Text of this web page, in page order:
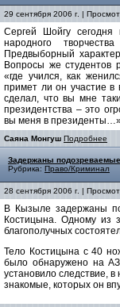
29 сентября 2006 г. |
Cергей Шойгу
народного
Предвыборный
Вопросы же студентов
«где учился, как
примет ли он участие в
сделал, что вы мне
президентства – это
вы меня в
Саяна Монгуш Подробнее
Задержаны
Рубрика: Право/Криминал
28 сентября 2006 г. |
В Кызыле задержаны
Костицына. Одному из
благополучных
Тело Костицына с 40
было обнаружено на
установило следствие,
знакомые, которых он